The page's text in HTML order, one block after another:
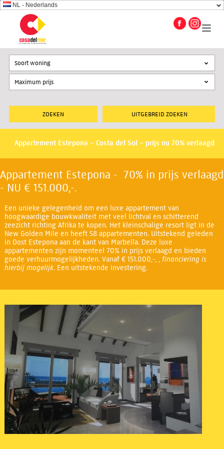
NL - Nederlands
UITGEBREID ZOEKEN
Soort woning
Appartement Estepona – Costa del Sol – prijs nu 70% verlaagd
Appartement Estepona - 70% in prijs verlaagd
- NU € 151.000,-.
Een unieke gelegenheid om een luxe appartement van
hoogwaardige bouwkwaliteit met veel lichtval en schitterend
zeezicht richting Afrika te kopen. Het kleinschalige resort ligt in de
New Golden Mile en heeft 58 appartementen. Uitstekend geleden
in Oost Estepona aan de kant van Marbella. Deze luxe
appartementen zijn momenteel 70% in prijs verlaagd en bieden
goede verhuurmogelijkheden. Vanaf € 151.000,-, , financiering is
hierbij mogelijk. Een uitstekende investering.